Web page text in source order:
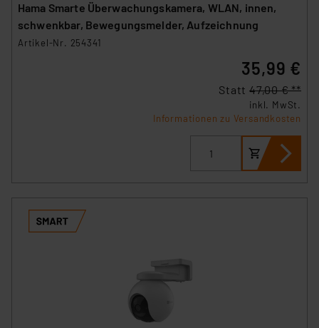
Hama Smarte Überwachungskamera, WLAN, innen,
schwenkbar, Bewegungsmelder, Aufzeichnung
Artikel-Nr. 254341
35,99 €
Statt 47,00 € **
inkl. MwSt.
Informationen zu Versandkosten